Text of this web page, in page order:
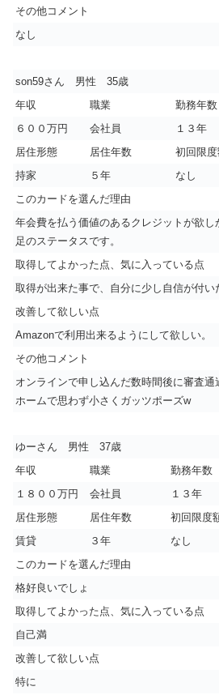
その他コメント
なし
son59さん 男性 35歳
年収
職業 勤務年数
６００万円
会社員 １３年
居住形態
居住年数 初回限
持家
５年 なし
このカードを選んだ理由
年会費を払う価値のあるクレジットが欲
足のステータスです。
取得してよかった点、気に入っている点
取得が出来た事で、自分に少し自信が付い
改善して欲しい点
Amazonで利用出来るようにして欲しい。
その他コメント
オンラインで申し込んだ数時間後に審査
ホームで思わず小さくガッツポーズw
ゆーさん 男性 37歳
年収
職業 勤務年数
１８００万円
会社員 １３年
居住形態
居住年数 初回限度
賃貸
３年 なし
このカードを選んだ理由
格好良いでしょ
取得してよかった点、気に入っている点
自己満
改善して欲しい点
特に